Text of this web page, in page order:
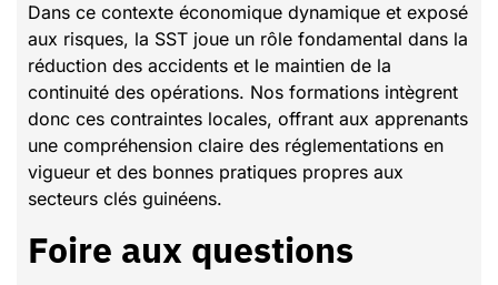
Dans ce contexte économique dynamique et exposé
aux risques, la SST joue un rôle fondamental dans la
réduction des accidents et le maintien de la
continuité des opérations. Nos formations intègrent
donc ces contraintes locales, offrant aux apprenants
une compréhension claire des réglementations en
vigueur et des bonnes pratiques propres aux
secteurs clés guinéens.
Foire aux questions